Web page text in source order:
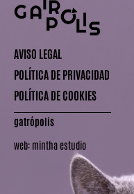
AVISO LEGAL
POLÍTICA DE PRIVACIDAD
POLÍTICA DE COOKIES
gatrópolis
web: mintha estudio